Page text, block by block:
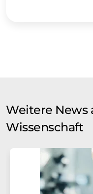
Weitere News
Wissenschaft